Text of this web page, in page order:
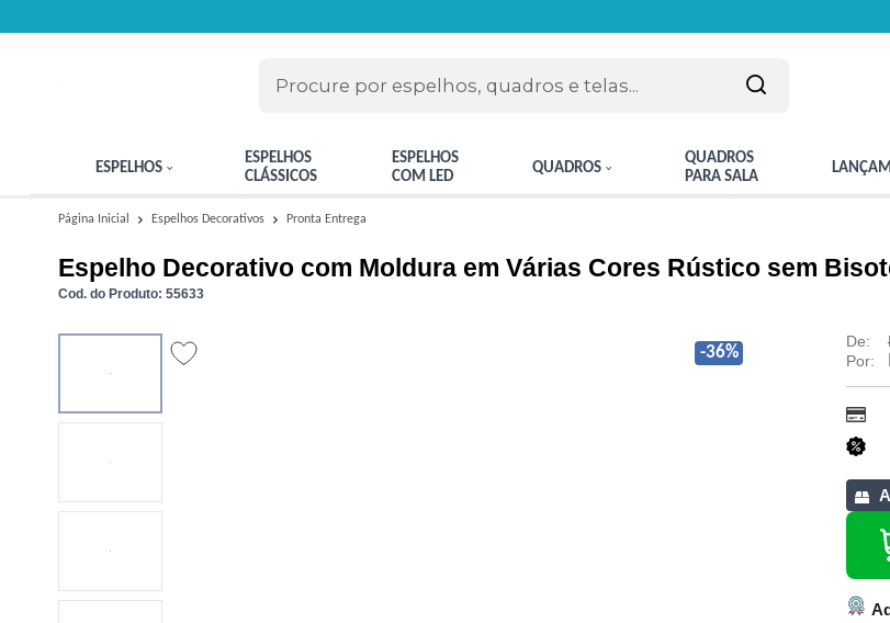
ESPELHOS
ESPELHOS
CLÁSSICOS
ESPELHOS
COM LED
QUADROS
QUADROS
PARA SALA
Página Inicial Espelhos Decorativos Pronta Entrega
Espelho Decorativo com Moldura em Várias Cores Rústico sem
Cod. do Produto: 55633
-36%
De:
Por: